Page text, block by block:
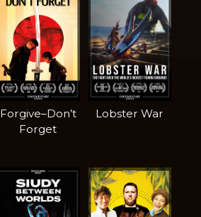
Forgive–Don’t
Forget
Lobster War